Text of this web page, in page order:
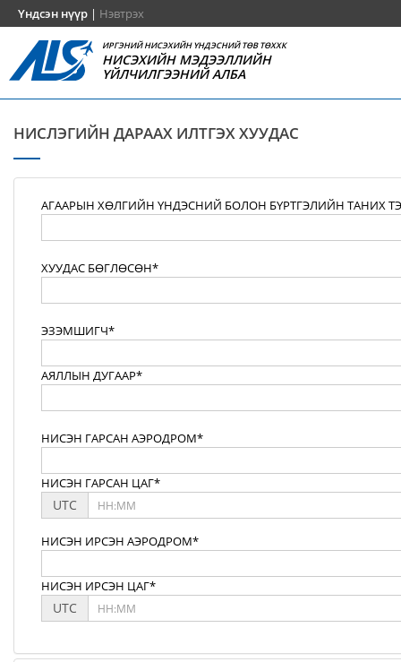
Үндсэн нүүр | Нэвтрэх
ИРГЭНИЙ НИСЭХИЙН ҮНДЭСНИЙ ТӨВ ТӨХХК
НИСЭХИЙН МЭДЭЭЛЛИЙН
ҮЙЛЧИЛГЭЭНИЙ АЛБА
НИСЛЭГИЙН ДАРААХ ИЛТГЭХ ХУУДАС
АГААРЫН ХӨЛГИЙН ҮНДЭСНИЙ БОЛОН БҮРТГЭЛИЙН ТАНИХ
ХУУДАС БӨГЛӨСӨН*
ЭЗЭМШИГЧ*
АЯЛЛЫН ДУГААР*
НИСЭН ГАРСАН АЭРОДРОМ*
НИСЭН ГАРСАН ЦАГ*
UTC
НИСЭН ИРСЭН АЭРОДРОМ*
НИСЭН ИРСЭН ЦАГ*
UTC